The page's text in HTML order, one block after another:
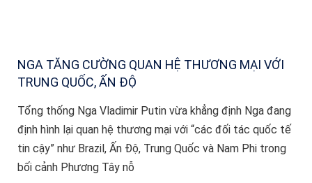
NGA TĂNG CƯỜNG QUAN HỆ THƯƠNG MẠI VỚI
TRUNG QUỐC, ẤN ĐỘ
Tổng thống Nga Vladimir Putin vừa khẳng định Nga đang
định hình lại quan hệ thương mại với “các đối tác quốc tế
tin cậy” như Brazil, Ấn Độ, Trung Quốc và Nam Phi trong
bối cảnh Phương Tây nỗ